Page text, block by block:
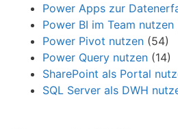
Power Apps zur
Power BI im Team nutzen
Power Pivot nutzen (54)
Power Query nutzen (14)
SharePoint als Portal
SQL Server als DWH